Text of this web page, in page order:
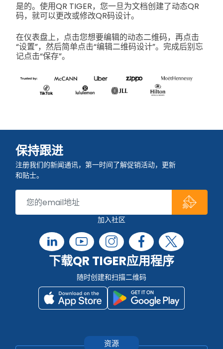
是的。使用QR TIGER，您一旦为文档创建了动态QR
码，就可以更改或修改QR码设计。
在仪表盘上，点击您想要编辑的动态二维码，再点击
“设置”，然后简单点击“编辑二维码设计”。完成后别忘
记点击“保存”。
保持跟进
注册我们的新闻通讯，第一时间了解促销活动，更新
和贴士。
加入社区
下载QR TIGER应用程序
随时创建和扫描二维码
资源